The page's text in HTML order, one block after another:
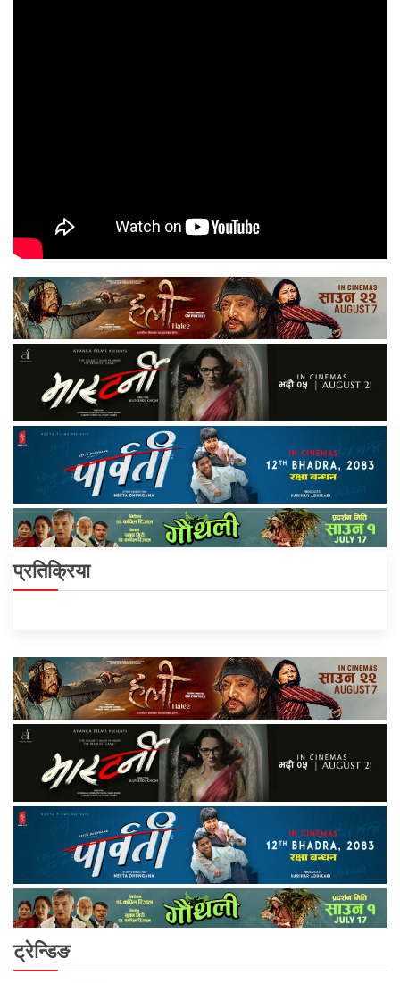
प्रतिक्रिया
ट्रेन्डिङ